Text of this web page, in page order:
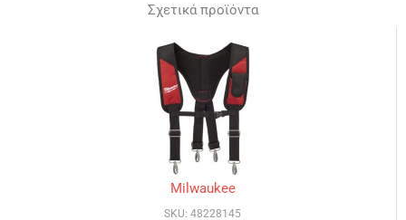
Σχετικά προϊόντα
Milwaukee
SKU: 48228145